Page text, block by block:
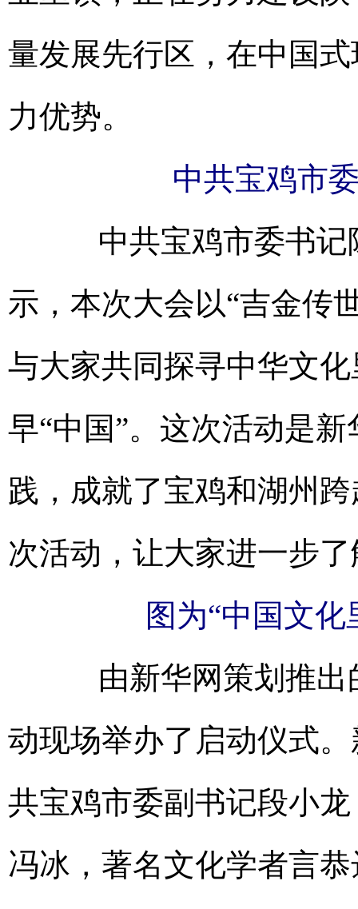
量发展先行区，在中国
力优势。
中共宝鸡市
中共宝鸡市委书记
示，本次大会以“吉金传
与大家共同探寻中华文
早“中国”。这次活动是
践，成就了宝鸡和湖州
次活动，让大家进一步
图为“中国文
由新华网策划推出
动现场举办了启动仪式
共宝鸡市委副书记段小
冯冰，著名文化学者言